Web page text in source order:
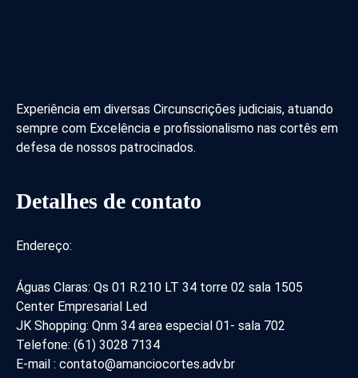
Experiência em diversas Circunscrições judiciais, atuando
sempre com Excelência e profissionalismo nas cortês em
defesa de nossos patrocinados.
Detalhes de contato
Endereço:
Águas Claras: Qs 01 R.210 LT 34 torre 02 sala 1505
Center Empresarial Led
JK Shopping: Qnm 34 area especial 01- sala 702
Telefone: (61) 3028 7134
E-mail : contato@amanciocortes.adv.br